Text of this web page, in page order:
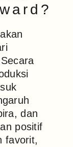
dan
positif
favorit,